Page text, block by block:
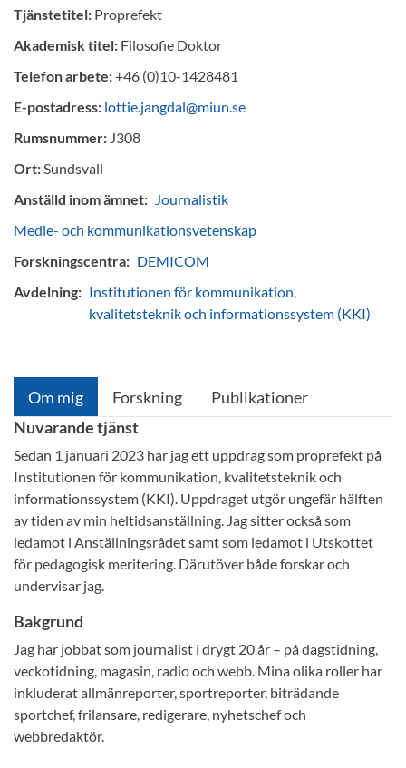
Tjänstetitel: Proprefekt
Akademisk titel: Filosofie Doktor
Telefon arbete:+46 (0)10-1428481
E-postadress: lottie.jangdal@miun.se
Rumsnummer: J308
Ort:Sundsvall
Anställd inom ämnet: Journalistik
Medie- och kommunikationsvetenskap
Forskningscentra: DEMICOM
Avdelning: Institutionen för kommunikation,
kvalitetsteknik och informationssystem (KKI)
Om mig Forskning
Publikationer
Nuvarande tjänst
Sedan 1 januari 2023 har jag ett uppdrag som proprefekt på
Institutionen för kommunikation, kvalitetsteknik och
informationssystem (KKI). Uppdraget utgör ungefär hälften
av tiden av min heltidsanställning. Jag sitter också som
ledamot i Anställningsrådet samt som ledamot i Utskottet
för pedagogisk meritering. Därutöver både forskar och
undervisar jag.
Bakgrund
Jag har jobbat som journalist i drygt 20 år – på dagstidning,
veckotidning, magasin, radio och webb. Mina olika roller har
inkluderat allmänreporter, sportreporter, biträdande
sportchef, frilansare, redigerare, nyhetschef och
webbredaktör.